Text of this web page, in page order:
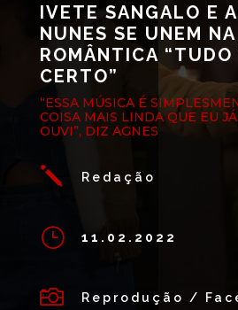
IVETE SANGALO E
NUNES SE UNEM
ROMÂNTICA “TUDO
CERTO”
“ESSA MÚSICA É
COISA MAIS LINDA QUE EU JÁ
OUVI”, DIZ AGNES
j Redação
} 11.02.2022
 Reprodução /